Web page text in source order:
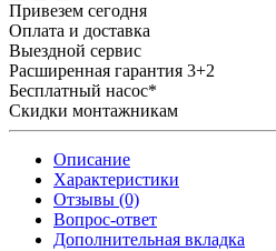
Привезем сегодня
Оплата и доставка
Выездной сервис
Расширенная гарантия 3+2
Бесплатный насос*
Скидки монтажникам
Описание
Характеристики
Отзывы (0)
Вопрос-ответ
Дополнительная вкладка